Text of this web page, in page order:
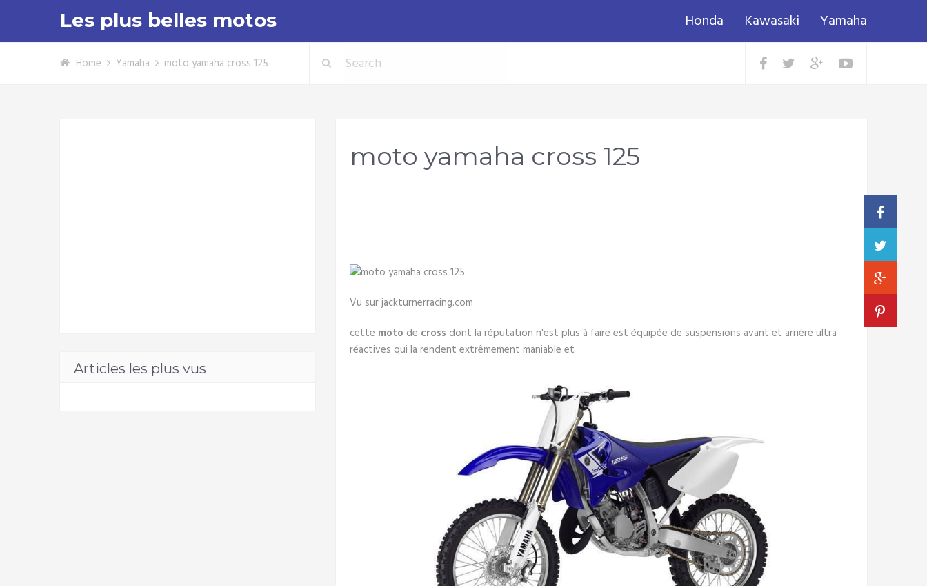
Les plus belles motos Honda Kawasaki Yamaha
Home Yamaha moto yamaha cross 125
moto yamaha cross 125
Vu sur jackturnerracing.com
cette moto de cross dont la réputation n'est plus à faire est équipée de suspensions avant et arrière ultra
réactives qui la rendent extrêmement maniable et
Articles les plus vus